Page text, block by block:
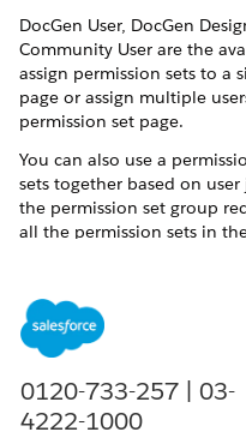
DocGen User, DocGen
Community User are the
assign permission sets to a
page or assign multiple
permission set page.
You can also use a
sets together based on
the permission set group
all the permission sets in
Manage Permission Set
Permission Set Groups
0120-733-257 | 03-
4222-1000